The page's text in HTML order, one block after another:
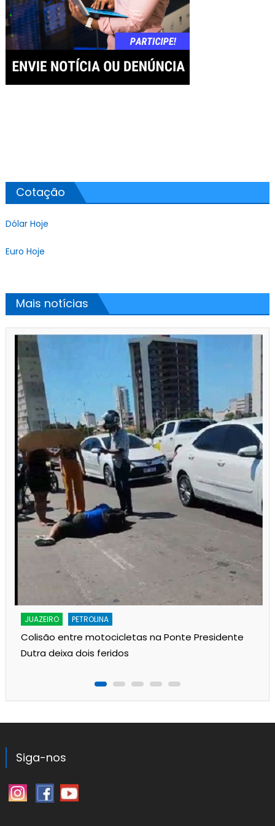
Cotação
Dólar Hoje
Euro Hoje
Mais notícias
JUAZEIRO PETROLINA
Colisão entre motocicletas na Ponte Presidente
Dutra deixa dois feridos
Siga-nos